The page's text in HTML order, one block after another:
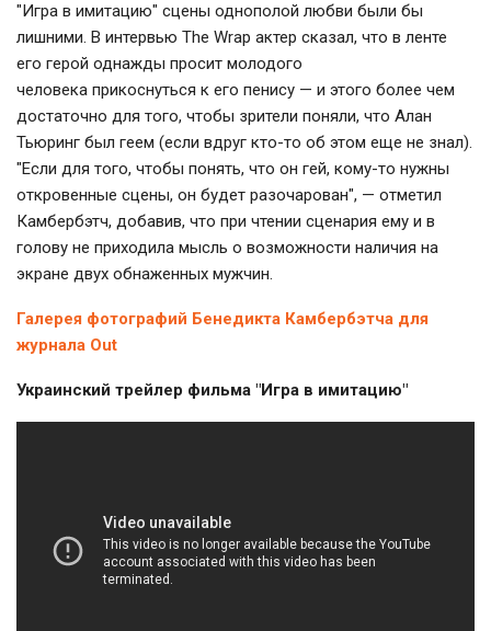
"Игра в имитацию" сцены однополой любви были бы
лишними. В интервью The Wrap актер сказал, что в ленте
его герой однажды просит молодого
человека прикоснуться к его пенису — и этого более чем
достаточно для того, чтобы зрители поняли, что Алан
Тьюринг был геем (если вдруг кто-то об этом еще не знал).
"Если для того, чтобы понять, что он гей, кому-то нужны
откровенные сцены, он будет разочарован", — отметил
Камбербэтч, добавив, что при чтении сценария ему и в
голову не приходила мысль о возможности наличия на
экране двух обнаженных мужчин.
Галерея фотографий Бенедикта Камбербэтча для
журнала Out
Украинский трейлер фильма "Игра в имитацию"